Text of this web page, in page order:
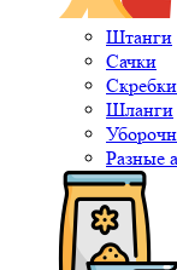
Штанги
Сачки
Шланги
Разные